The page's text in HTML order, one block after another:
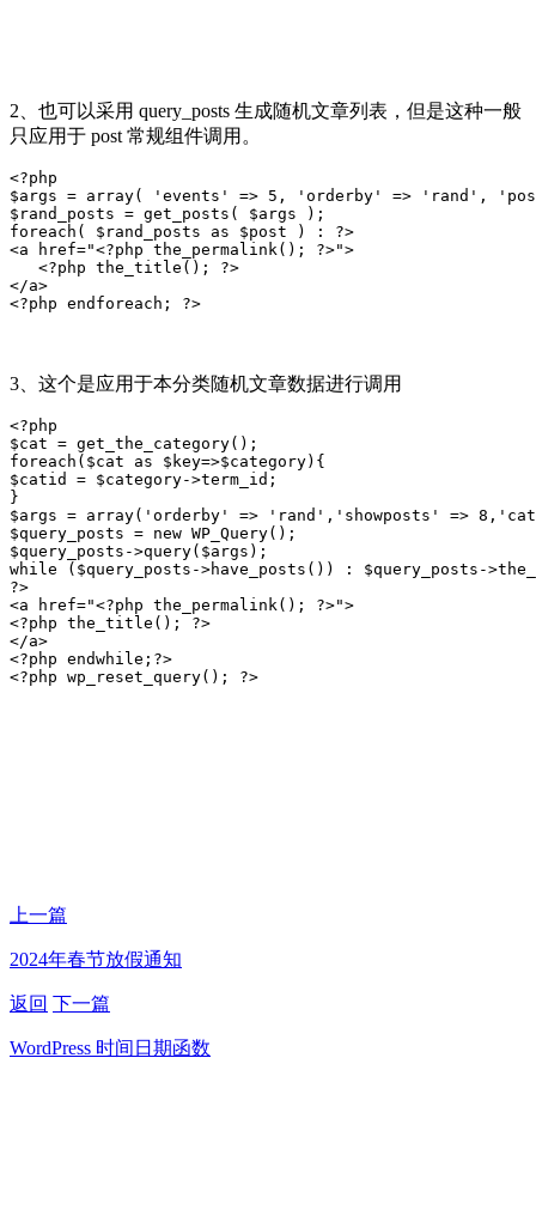
2、也可以采用 query_posts 生成随机文章列表，但是这种一般
只应用于 post 常规组件调用。
<?php
$args = array( 'events' => 5, 'orderby' => 'rand',
$rand_posts = get_posts( $args );
foreach( $rand_posts as $post ) : ?>
<a href="<?php the_permalink(); ?>">
   <?php the_title(); ?>
</a>
<?php endforeach; ?>
3、这个是应用于本分类随机文章数据进行调用
<?php
$cat = get_the_category();
foreach($cat as $key=>$category){
$catid = $category->term_id;
}
$args = array('orderby' => 'rand','showposts' =>
$query_posts = new WP_Query();
$query_posts->query($args);
while ($query_posts->have_posts()) : $query_posts-
?>
<a href="<?php the_permalink(); ?>">
<?php the_title(); ?>
</a>
<?php endwhile;?>
<?php wp_reset_query(); ?>
上一篇
2024年春节放假通知
返回 下一篇
WordPress 时间日期函数